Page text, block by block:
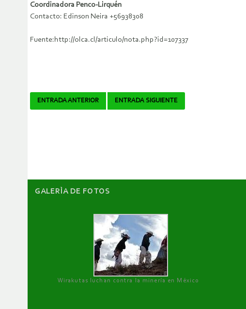
Coordinadora Penco-Lirquén
Contacto: Edinson Neira +56938308
Fuente:http://olca.cl/articulo/nota.php?id=107337
Navegador
ENTRADA ANTERIOR ENTRADA SIGUIENTE
GALERÌA DE FOTOS
Wirakutas luchan contra la minería en México